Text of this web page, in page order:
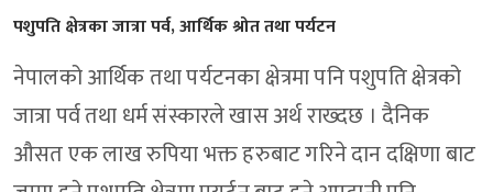
पशुपति क्षेत्रका जात्रा पर्व, आर्थिक श्रोत तथा पर्यटन
नेपालको आर्थिक तथा पर्यटनका क्षेत्रमा पनि पशुपति क्षेत्रको
जात्रा पर्व तथा धर्म संस्कारले खास अर्थ राख्दछ । दैनिक
औसत एक लाख रुपिया भक्त हरुबाट गरिने दान दक्षिणा बाट